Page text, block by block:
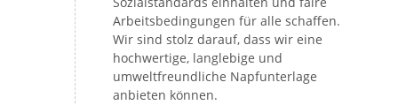
Arbeitsbedingungen für alle schaffen.
Wir sind stolz darauf, dass wir eine
hochwertige, langlebige und
umweltfreundliche Napfunterlage
anbieten können.